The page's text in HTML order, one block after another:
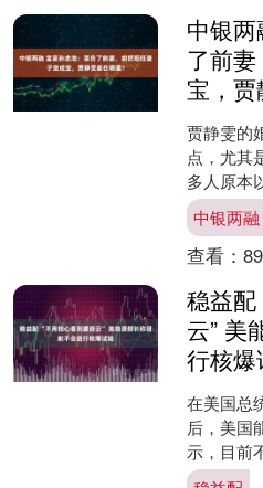
中银
了前
宝，贾
贾静雯的
点，尤其
多人原本
上幸福美
一记沉重
中银两融
查看： 89
稳益配
云” 美
行核爆
在美国总
后，美国
示，目前
行系统测